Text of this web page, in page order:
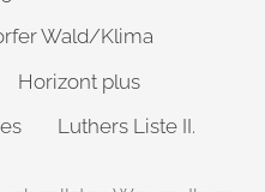
Wald/Klima
Horizont plus
Luthers Liste II.